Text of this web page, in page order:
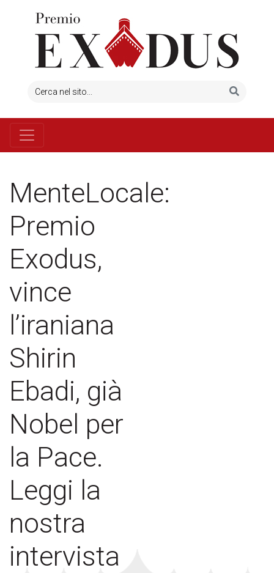
MenteLocale:
Premio
Exodus,
vince
l’iraniana
Shirin
Ebadi, già
Nobel per
la Pace.
Leggi la
nostra
intervista